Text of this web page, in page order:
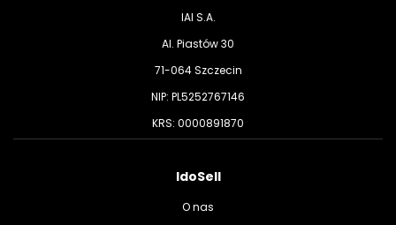
IAI S.A.
Al. Piastów 30
71-064 Szczecin
NIP: PL5252767146
KRS: 0000891870
IdoSell
O nas